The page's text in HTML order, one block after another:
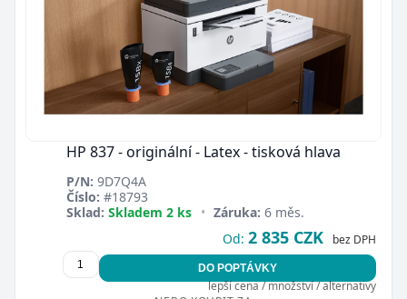
HP 837 - originální - Latex - tisková hlava
P/N: 9D7Q4A
Číslo: #18793
Sklad: Skladem 2 ks • Záruka: 6 měs.
Od: 2 835 CZK bez DPH
DO POPTÁVKY
lepší cena / množství / alternativy